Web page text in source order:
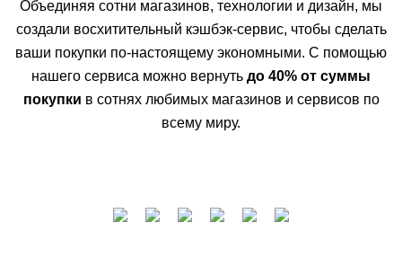
Объединяя сотни магазинов, технологии и дизайн, мы
создали восхитительный кэшбэк-сервис, чтобы сделать
ваши покупки по-настоящему экономными. С помощью
нашего сервиса можно вернуть до 40% от суммы
покупки в сотнях любимых магазинов и сервисов по
всему миру.